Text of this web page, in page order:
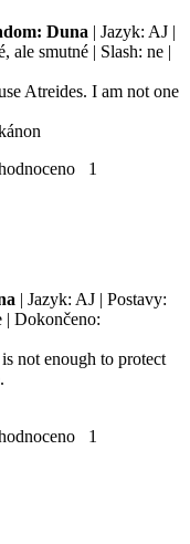
Duna | Jazyk: AJ |
ale smutné | Slash: ne |
Atreides. I am not one
1
| Jazyk: AJ | Postavy:
| Dokončeno:
not enough to protect
1